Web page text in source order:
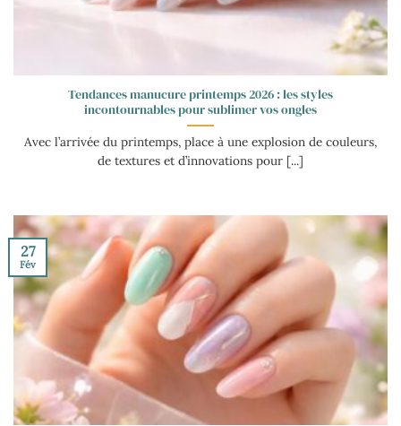
Tendances manucure printemps 2026 : les styles
incontournables pour sublimer vos ongles
Avec l’arrivée du printemps, place à une explosion de couleurs,
de textures et d’innovations pour [...]
27
Fév